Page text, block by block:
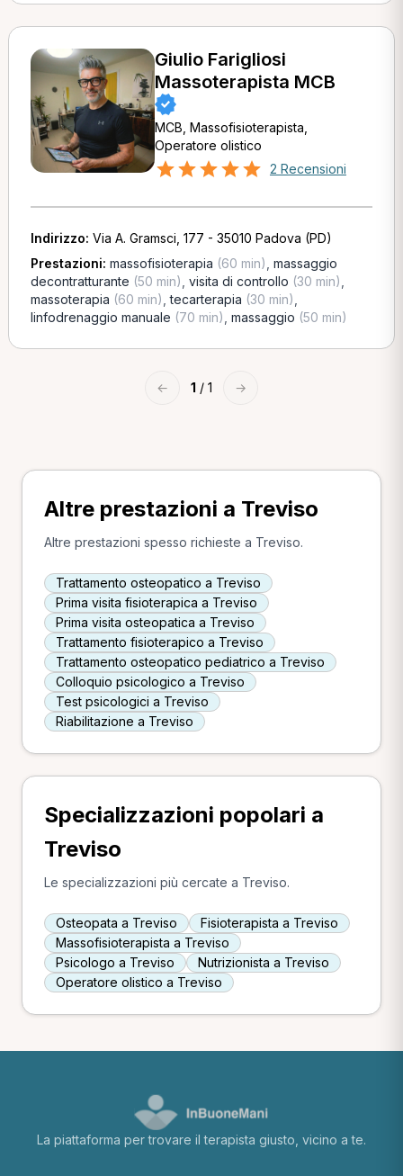
Giulio Farigliosi
Massoterapista MCB
MCB, Massofisioterapista,
Operatore olistico
2 Recensioni
Indirizzo: Via A. Gramsci, 177 - 35010 Padova (PD)
Prestazioni: massofisioterapia (60 min) massaggio
decontratturante (50 min) visita di controllo (30 min)
massoterapia (60 min) ,tecarterapia (30 min)
linfodrenaggio manuale (70 min) massaggio (50 min)
← 1 / 1 →
Altre prestazioni a Treviso
Altre prestazioni spesso richieste a Treviso.
Trattamento osteopatico a Treviso
Prima visita fisioterapica a Treviso
Prima visita osteopatica a Treviso
Trattamento fisioterapico a Treviso
Trattamento osteopatico pediatrico a Treviso
Colloquio psicologico a Treviso
Test psicologici a Treviso
Riabilitazione a Treviso
Specializzazioni popolari a
Treviso
Le specializzazioni più cercate a Treviso.
Osteopata a Treviso
Fisioterapista a Treviso
Massofisioterapista a Treviso
Psicologo a Treviso
Nutrizionista a Treviso
Operatore olistico a Treviso
La piattaforma per trovare il terapista giusto, vicino a te.